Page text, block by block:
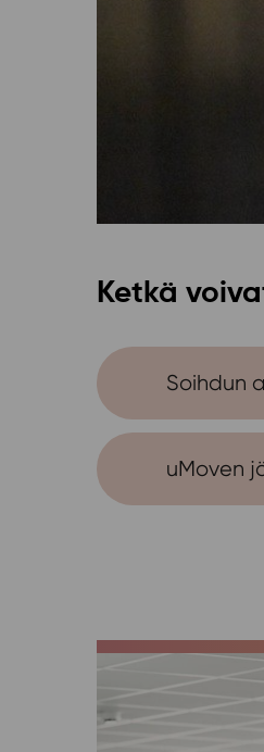
Ketkä
Soihdun
uMoven